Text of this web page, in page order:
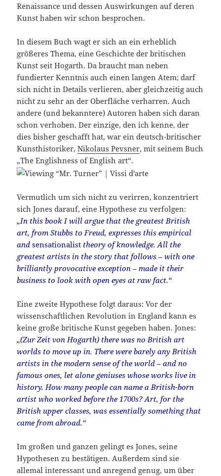
Renaissance und dessen Auswirkungen auf deren
Kunst haben wir schon besprochen.
In diesem Buch wagt er sich an ein erheblich
größeres Thema, eine Geschichte der britischen
Kunst seit Hogarth. Da braucht man neben
fundierter Kenntnis auch einen langen Atem; darf
sich nicht in Details verlieren, aber gleichzeitig auch
nicht zu sehr an der Oberfläche verharren. Auch
andere (und bekanntere) Autoren haben sich daran
schon verhoben. Der einzige, den ich kenne, der
dies bisher geschafft hat, war ein deutsch-britischer
Kunsthistoriker,Nikolaus Pevsner, mit seinem Buch
„The Englishness of English art“.
Vermutlich um sich nicht zu verirren, konzentriert
sich Jones darauf, eine Hypothese zu verfolgen:
„In this book I will argue that the greatest British
art, from Stubbs to Freud, expresses this empirical
andsensationalist theory of knowledge. All the
greatest artists in the story that follows – with one
brilliantly provocative exception – made it their
business to look with open eyes at raw fact.“
Eine zweite Hypothese folgt daraus: Vor der
wissenschaftlichen Revolution in England kann es
keine große britische Kunst gegeben haben. Jones:
„(Zur Zeit von Hogarth) there was no British art
worlds to move up in. There were barely any British
artists in the modern sense of the world – and no
famous ones, let alone geniuses whose works live in
history. How many people can name a British-born
artist who worked before the 1700s? Art, for the
British upper classes, was essentially something that
came from abroad.“
Im großen und ganzen gelingt es Jones, seine
Hypothesen zu bestätigen. Außerdem sind sie
allemal interessant und anregend genug, um über